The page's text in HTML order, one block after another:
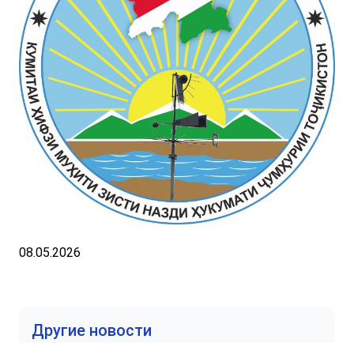
08.05.2026
Другие новости